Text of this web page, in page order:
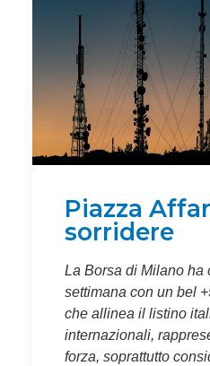
Piazza
sorridere
La Borsa di Milano ha
settimana con un bel
che allinea il listino
internazionali,
forza, soprattutto